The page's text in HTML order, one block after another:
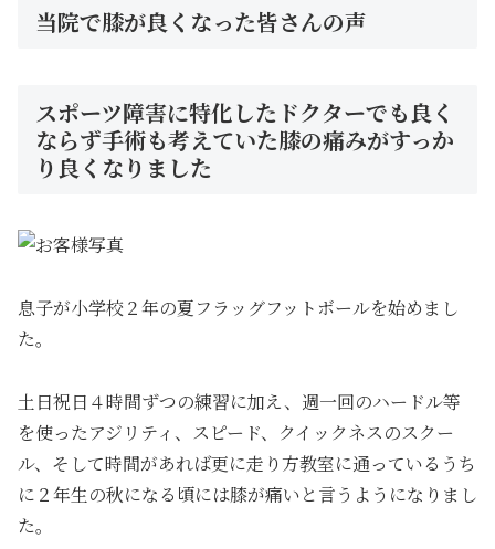
当院で膝が良くなった皆さんの声
スポーツ障害に特化したドクターでも良く
ならず手術も考えていた膝の痛みがすっか
り良くなりました
息子が小学校２年の夏フラッグフットボールを始めまし
た。
土日祝日４時間ずつの練習に加え、週一回のハードル等
を使ったアジリティ、スピード、クイックネスのスクー
ル、そして時間があれば更に走り方教室に通っているうち
に２年生の秋になる頃には膝が痛いと言うようになりまし
た。